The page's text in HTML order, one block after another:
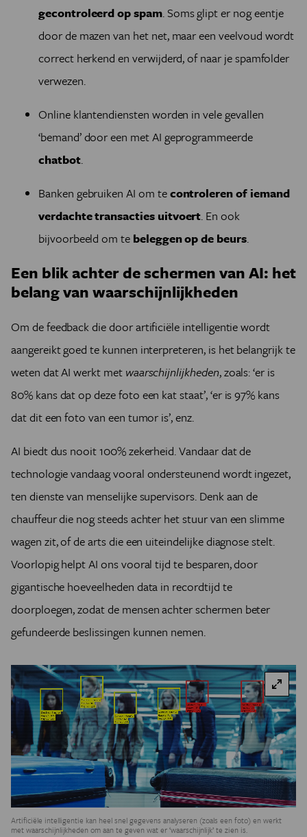
gecontroleerd op spam. Soms glipt er nog eentje
door de mazen van het net, maar een veelvoud wordt
correct herkend en verwijderd, of naar je spamfolder
verwezen.
Online klantendiensten worden in vele gevallen
‘bemand’ door een met AI geprogrammeerde
chatbot.
Banken gebruiken AI om tecontroleren of iemand
verdachte transacties uitvoert. En ook
bijvoorbeeld om te beleggen op de beurs.
Een blik achter de schermen van AI: het
belang van waarschijnlijkheden
Om de feedback die door artificiële intelligentie wordt
aangereikt goed te kunnen interpreteren, is het belangrijk te
weten dat AI werkt met waarschijnlijkheden, zoals: ‘er is
80% kans dat op deze foto een kat staat’, ‘er is 97% kans
dat dit een foto van een tumor is’, enz.
AI biedt dus nooit 100% zekerheid. Vandaar dat de
technologie vandaag vooral ondersteunend wordt ingezet,
ten dienste van menselijke supervisors. Denk aan de
chauffeur die nog steeds achter het stuur van een slimme
wagen zit, of de arts die een uiteindelijke diagnose stelt.
Voorlopig helpt AI ons vooral tijd te besparen, door
gigantische hoeveelheden data in recordtijd te
doorploegen, zodat de mensen achter schermen beter
gefundeerde beslissingen kunnen nemen.
Artificiële intelligentie kan heel snel gegevens analyseren (zoals een foto) en werkt
met waarschijnlijkheden om aan te geven wat er ‘waarschijnlijk’ te zien is.